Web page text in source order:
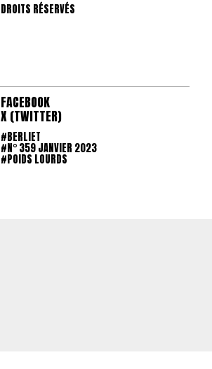
DROITS RÉSERVÉS
FACEBOOK
X (TWITTER)
#BERLIET
#N° 359 JANVIER 2023
#POIDS LOURDS